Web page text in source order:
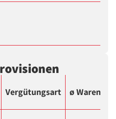
Vergütungsart ø